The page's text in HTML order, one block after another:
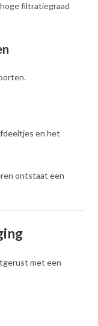
filtratiegraad
en het
ontstaat een
met een